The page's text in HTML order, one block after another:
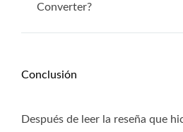
Converter?
Conclusión
Después de leer la reseña que